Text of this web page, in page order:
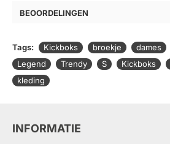
BEOORDELINGEN
Tags: Kickboks broekje dames
Legend
Trendy S Kickboks
kleding
INFORMATIE